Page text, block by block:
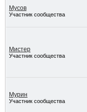
Мусов
Участник сообщества
Мистер
Участник сообщества
Мурин
Участник сообщества